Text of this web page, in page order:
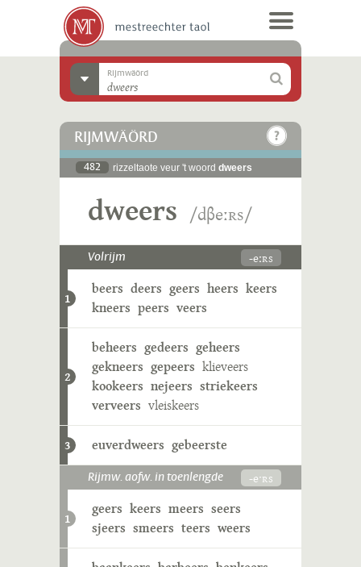
Rijmwäörd
RIJMWÄÖRD
482 rizzeltaote veur 't woord dweers
dweers /dβeːʀs/
Volrijm -eːʀs
1
beers deers geers heers keers
kneers peers veers
2
beheers gedeers geheers
gekneers gepeers klieveers
kookeers nejeers striekeers
verveers vleiskeers
3 euverdweers gebeerste
Rijmw. aofw. in toenlengde -eˑʀs
1
geers keers meers seers
sjeers smeers teers weers